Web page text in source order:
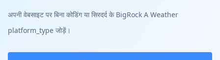
अपनी वेबसाइट पर बिना कोडिंग या सिरदर्द के BigRock A Weather
platform_type जोड़ें।